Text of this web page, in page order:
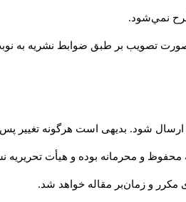
نمي‌شود.
تصويب بر طبق ضوابط نشريه به
ارسال شود. بدیهی است هرگونه تغییر پس
و محرمانه بوده و هیأت تحریریه
و زمان‌بر مقاله خواهد شد.